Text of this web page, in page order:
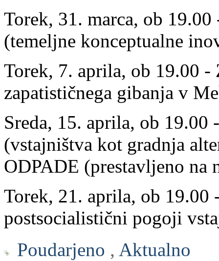
Torek, 31. marca, ob
(temeljne konceptualne
Torek, 7. aprila, ob 19.00 -
zapatističnega gibanja v
Sreda, 15. aprila, ob
(vstajništva kot gradnja
ODPADE (prestavljeno na
Torek, 21. aprila, ob 19.00
postsocialistični pogoji
Poudarjeno , Aktualno